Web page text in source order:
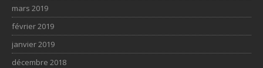
mars 2019
février 2019
janvier 2019
décembre 2018